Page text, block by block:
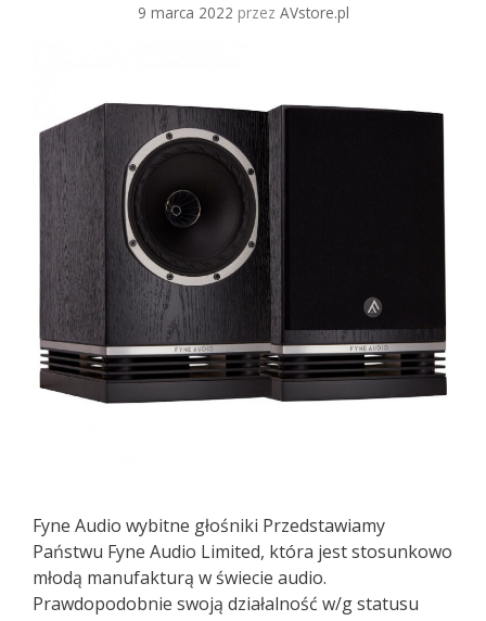
9 marca 2022 przez AVstore.pl
Fyne Audio wybitne głośniki Przedstawiamy
Państwu Fyne Audio Limited, która jest stosunkowo
młodą manufakturą w świecie audio.
Prawdopodobnie swoją działalność w/g statusu